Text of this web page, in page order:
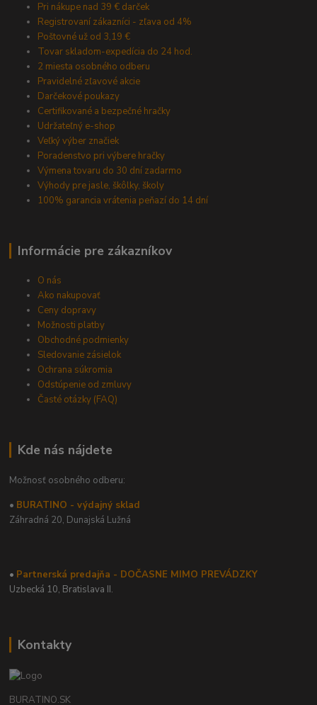
Pri nákupe nad 39 € darček
Registrovaní zákazníci - zľava od 4%
Poštovné už od 3,19 €
Tovar skladom-expedícia do 24 hod.
2 miesta osobného odberu
Pravidelné zľavové akcie
Darčekové poukazy
Certifikované a bezpečné hračky
Udržateľný e-shop
Veľký výber značiek
Poradenstvo pri výbere hračky
Výmena tovaru do 30 dní zadarmo
Výhody pre jasle, škôlky, školy
100% garancia vrátenia peňazí do 14 dní
Informácie pre zákazníkov
O nás
Ako nakupovať
Ceny dopravy
Možnosti platby
Obchodné podmienky
Sledovanie zásielok
Ochrana súkromia
Odstúpenie od zmluvy
Časté otázky (FAQ)
Kde nás nájdete
Možnosť osobného odberu:
• BURATINO - výdajný sklad
Záhradná 20, Dunajská Lužná
• Partnerská predajňa - DOČASNE MIMO PREVÁDZKY
Uzbecká 10, Bratislava II.
Kontakty
BURATINO.SK